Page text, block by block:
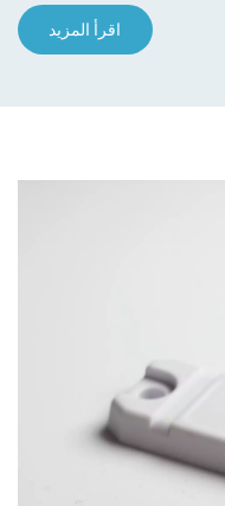
اقرأ المزيد